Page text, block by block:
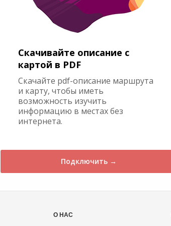
Скачивайте описание с
картой в PDF
Скачайте pdf-описание маршрута
и карту, чтобы иметь
возможность изучить
информацию в местах без
интернета.
Подключить →
О НАС